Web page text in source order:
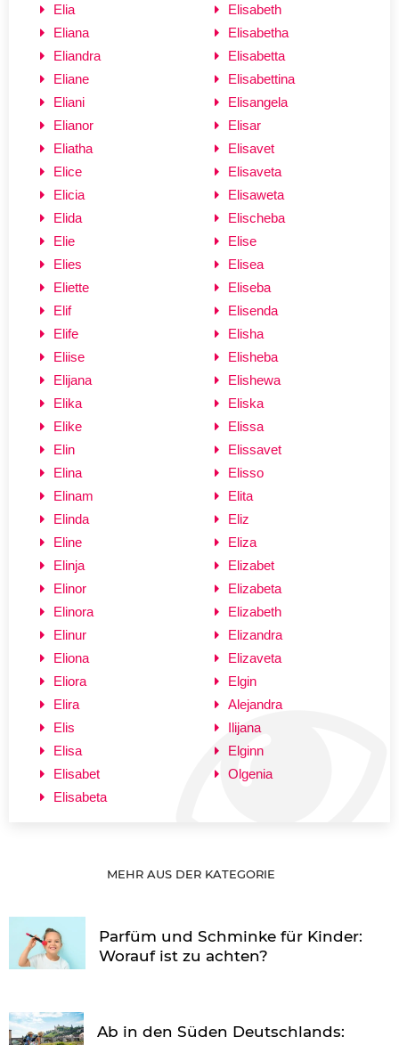
Elia
Eliana
Eliandra
Eliane
Eliani
Elianor
Eliatha
Elice
Elicia
Elida
Elie
Elies
Eliette
Elif
Elife
Eliise
Elijana
Elika
Elike
Elin
Elina
Elinam
Elinda
Eline
Elinja
Elinor
Elinora
Elinur
Eliona
Eliora
Elira
Elis
Elisa
Elisabet
Elisabeta
Elisabeth
Elisabetha
Elisabetta
Elisabettina
Elisangela
Elisar
Elisavet
Elisaveta
Elisaweta
Elischeba
Elise
Elisea
Eliseba
Elisenda
Elisha
Elisheba
Elishewa
Eliska
Elissa
Elissavet
Elisso
Elita
Eliz
Eliza
Elizabet
Elizabeta
Elizabeth
Elizandra
Elizaveta
Elgin
Alejandra
Ilijana
Elginn
Olgenia
MEHR AUS DER KATEGORIE
Parfüm und Schminke für Kinder:
Worauf ist zu achten?
Ab in den Süden Deutschlands: